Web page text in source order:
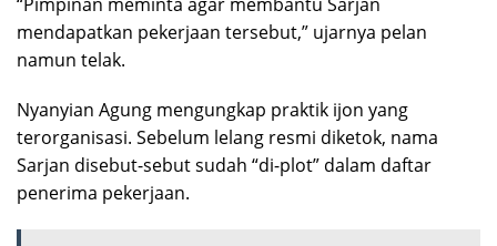
mendapatkan pekerjaan tersebut,” ujarnya pelan
namun telak.
Nyanyian Agung mengungkap praktik ijon yang
terorganisasi. Sebelum lelang resmi diketok, nama
Sarjan disebut-sebut sudah “di-plot” dalam daftar
penerima pekerjaan.